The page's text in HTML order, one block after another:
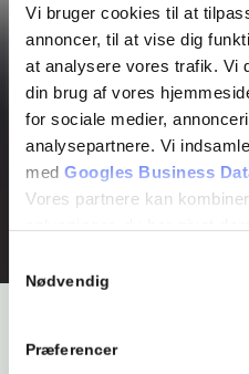
Vi bruger cookies til at
annoncer, til at vise dig
at analysere vores trafik. Vi
din brug af vores
for sociale medier,
analysepartnere. Vi
med Googles Business
Vores partnere kan
Se Cookie & Privatlivspolitik
Nødvendig
Præferencer
Fredag den 08.